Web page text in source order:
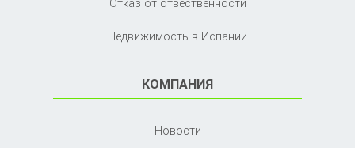
Отказ от отвественности
Недвижимость в Испании
КОМПАНИЯ
Новости